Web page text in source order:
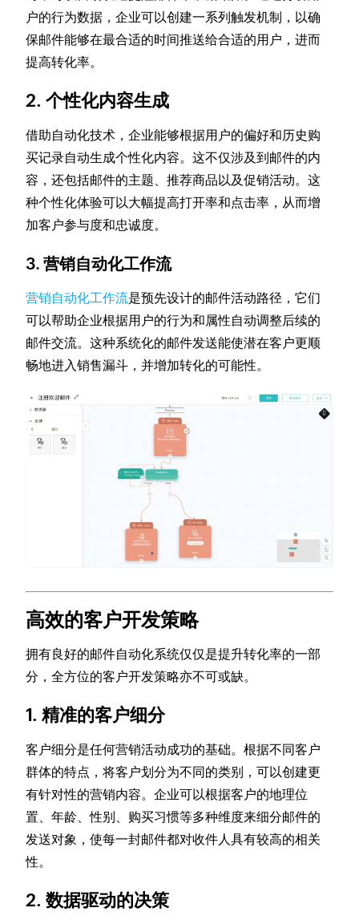
户的行为数据，企业可以创建一系列触发机制，以确
保邮件能够在最合适的时间推送给合适的用户，进而
提高转化率。
2. 个性化内容生成
借助自动化技术，企业能够根据用户的偏好和历史购
买记录自动生成个性化内容。这不仅涉及到邮件的内
容，还包括邮件的主题、推荐商品以及促销活动。这
种个性化体验可以大幅提高打开率和点击率，从而增
加客户参与度和忠诚度。
3. 营销自动化工作流
营销自动化工作流是预先设计的邮件活动路径，它们
可以帮助企业根据用户的行为和属性自动调整后续的
邮件交流。这种系统化的邮件发送能使潜在客户更顺
畅地进入销售漏斗，并增加转化的可能性。
高效的客户开发策略
拥有良好的邮件自动化系统仅仅是提升转化率的一部
分，全方位的客户开发策略亦不可或缺。
1. 精准的客户细分
客户细分是任何营销活动成功的基础。根据不同客户
群体的特点，将客户划分为不同的类别，可以创建更
有针对性的营销内容。企业可以根据客户的地理位
置、年龄、性别、购买习惯等多种维度来细分邮件的
发送对象，使每一封邮件都对收件人具有较高的相关
性。
2. 数据驱动的决策